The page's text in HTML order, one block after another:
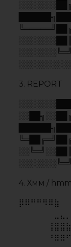
┌─┐ ┌─┐
│▒│ /▒/
│▒ /▒/─┬─┐
│▒│▒|▒│▒│